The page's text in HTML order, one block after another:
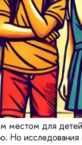
местом для
Но исследования